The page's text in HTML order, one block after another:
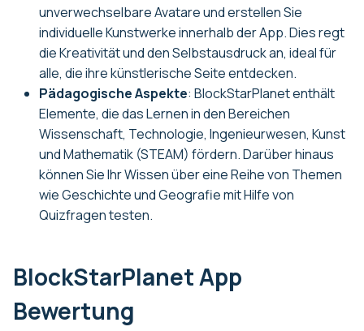
unverwechselbare Avatare und erstellen Sie
individuelle Kunstwerke innerhalb der App. Dies regt
die Kreativität und den Selbstausdruck an, ideal für
alle, die ihre künstlerische Seite entdecken.
Pädagogische Aspekte: BlockStarPlanet enthält
Elemente, die das Lernen in den Bereichen
Wissenschaft, Technologie, Ingenieurwesen, Kunst
und Mathematik (STEAM) fördern. Darüber hinaus
können Sie Ihr Wissen über eine Reihe von Themen
wie Geschichte und Geografie mit Hilfe von
Quizfragen testen.
BlockStarPlanet App
Bewertung